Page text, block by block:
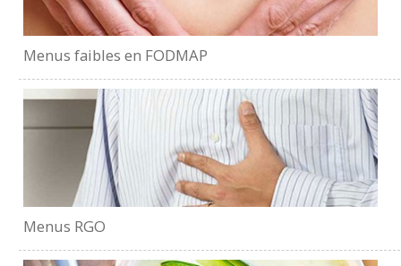
Menus faibles en FODMAP
Menus RGO